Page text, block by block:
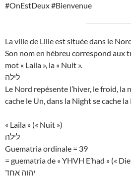
#OnEstDeux #Bienvenue
La ville de Lille est située dans le
Son nom en hébreu correspond aux
mot « Laila », la « Nuit ».
לילה
Le Nord repésente l’hiver, le froid, la
cache le Un, dans la Night se cache la
« Laila » (« Nuit »)
לילה
Guematria ordinale = 39
= guematria de « YHVH E’had » («
יהוה אחד